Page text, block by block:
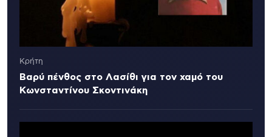
Κρήτη
Βαρύ πένθος στο Λασίθι για τον χαμό του
Κωνσταντίνου Σκοντινάκη